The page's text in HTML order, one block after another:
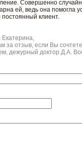
Совершенно
ей, ведь она помогла
клиент.
за отзыв, если Вы
дежурный доктор Д.А.